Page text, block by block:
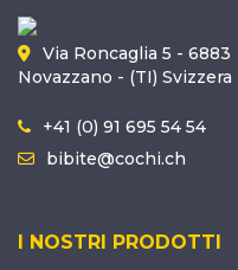
Via Roncaglia 5 - 6883
Novazzano - (TI) Svizzera
+41 (0) 91 695 54 54
bibite@cochi.ch
I NOSTRI PRODOTTI